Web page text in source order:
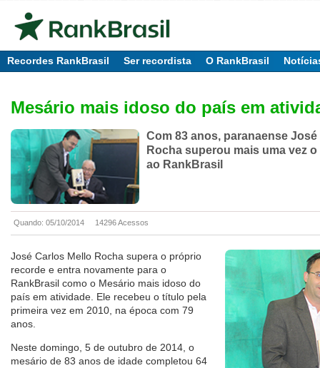
Recordes RankBrasil Ser recordista O RankBrasil
Mesário mais idoso do país em
Com 83 anos, paranaense
Rocha superou mais uma vez
ao RankBrasil
Quando: 05/10/2014 14296 Acessos
José Carlos Mello Rocha supera o próprio
recorde e entra novamente para o
RankBrasil como o Mesário mais idoso do
país em atividade. Ele recebeu o título pela
primeira vez em 2010, na época com 79
anos.
Neste domingo, 5 de outubro de 2014, o
mesário de 83 anos de idade completou 64